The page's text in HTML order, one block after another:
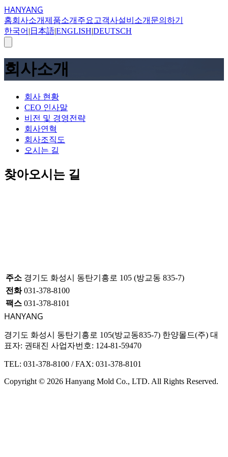
HANYANG
홈회사소개제품소개 주요고객사설비소개 문의하기
한국어 | 日本語|ENGLISH|DEUTSCH
회사소개
회사 현황
CEO 인사말
비전 및 경영전략
회사연혁
회사조직도
오시는 길
찾아오시는 길
주소 경기도 화성시 동탄기흥로 105 (방교동 835-7)
전화 031-378-8100
팩스 031-378-8101
HANYANG
경기도 화성시 동탄기흥로 105(방교동835-7) 한양몰드(주) 대
표자: 권태진 사업자번호: 124-81-59470
TEL: 031-378-8100 /FAX: 031-378-8101
Copyright © 2026 Hanyang Mold Co., LTD. All Rights Reserved.